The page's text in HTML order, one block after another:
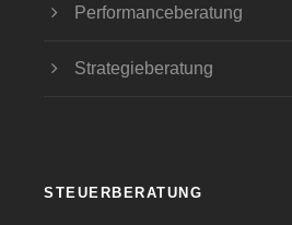
Performanceberatung
Strategieberatung
STEUERBERATUNG